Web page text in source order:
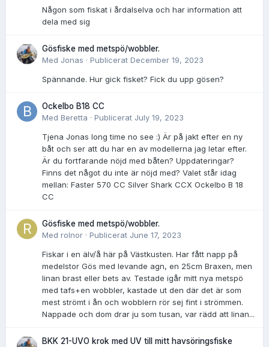
Någon som fiskat i årdalselva och har information att
dela med sig
Gösfiske med metspö/wobbler.
Med Jonas · Publicerat December 19, 2023
Spännande. Hur gick fisket? Fick du upp gösen?
Ockelbo B18 CC
Med Beretta · Publicerat July 19, 2023
Tjena Jonas long time no see :) Är på jakt efter en ny
båt och ser att du har en av modellerna jag letar efter.
Är du fortfarande nöjd med båten? Uppdateringar?
Finns det något du inte är nöjd med? Valet står idag
mellan: Faster 570 CC Silver Shark CCX Ockelbo B 18
CC
Gösfiske med metspö/wobbler.
Med rolnor · Publicerat June 17, 2023
Fiskar i en älv/å här på Västkusten. Har fått napp på
medelstor Gös med levande agn, en 25cm Braxen, men
linan brast eller bets av. Testade igår mitt nya metspö
med tafs+en wobbler, kastade ut den där det är som
mest strömt i ån och wobblern rör sej fint i strömmen.
Nappade och dom drar ju som tusan, var rädd att linan...
BKK 21-UVO krok med UV till mitt havsöringsfiske